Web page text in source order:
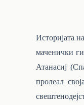
Историјата
маченички
Атанасиј
пролеал